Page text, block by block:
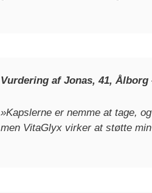
Vurdering af Jonas, 41, Ålborg
»Kapslerne er nemme at tage,
men VitaGlyx virker at støtte